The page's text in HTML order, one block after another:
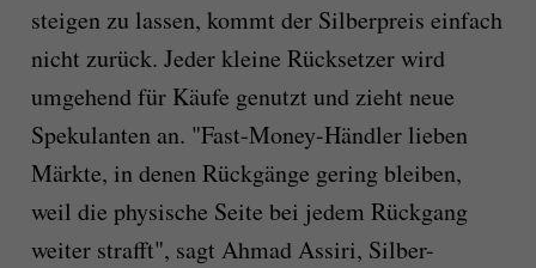
steigen zu lassen, kommt der Silberpreis einfach
nicht zurück. Jeder kleine Rücksetzer wird
umgehend für Käufe genutzt und zieht neue
Spekulanten an. "Fast-Money-Händler lieben
Märkte, in denen Rückgänge gering bleiben,
weil die physische Seite bei jedem Rückgang
weiter strafft", sagt Ahmad Assiri, Silber-